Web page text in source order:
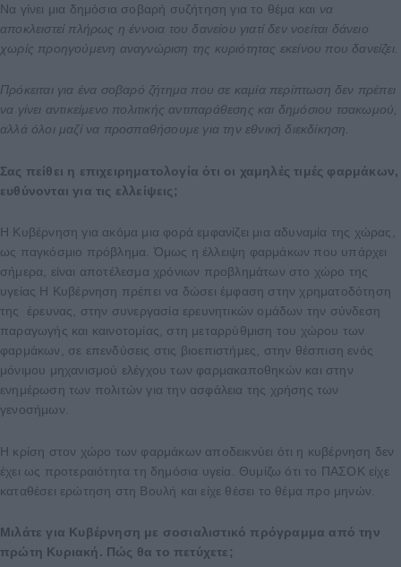
Να γίνει μια δημόσια σοβαρή συζήτηση για το θέμα και να
αποκλειστεί πλήρως η έννοια του δανείου γιατί δεν νοείται δάνειο
χωρίς προηγούμενη αναγνώριση της κυριότητας εκείνου που δανείζει.
Πρόκειται για ένα σοβαρό ζήτημα που σε καμία περίπτωση δεν πρέπει
να γίνει αντικείμενο πολιτικής αντιπαράθεσης και δημόσιου τσακωμού,
αλλά όλοι μαζί να προσπαθήσουμε για την εθνική διεκδίκηση.
Σας πείθει η επιχειρηματολογία ότι οι χαμηλές τιμές φαρμάκων,
ευθύνονται για τις ελλείψεις;
Η Κυβέρνηση για ακόμα μια φορά εμφανίζει μια αδυναμία της χώρας,
ως παγκόσμιο πρόβλημα. Όμως η έλλειψη φαρμάκων που υπάρχει
σήμερα, είναι αποτέλεσμα χρόνιων προβλημάτων στο χώρο της
υγείας Η Κυβέρνηση πρέπει να δώσει έμφαση στην χρηματοδότηση
της έρευνας, στην συνεργασία ερευνητικών ομάδων την σύνδεση
παραγωγής και καινοτομίας, στη μεταρρύθμιση του χώρου των
φαρμάκων, σε επενδύσεις στις βιοεπιστήμες, στην θέσπιση ενός
μόνιμου μηχανισμού ελέγχου των φαρμακαποθηκών και στην
ενημέρωση των πολιτών για την ασφάλεια της χρήσης των
γενοσήμων.
Η κρίση στον χώρο των φαρμάκων αποδεικνύει ότι η κυβέρνηση δεν
έχει ως προτεραιότητα τη δημόσια υγεία. Θυμίζω ότι το ΠΑΣΟΚ είχε
καταθέσει ερώτηση στη Βουλή και είχε θέσει το θέμα προ μηνών.
Μιλάτε για Κυβέρνηση με σοσιαλιστικό πρόγραμμα από την
πρώτη Κυριακή. Πώς θα το πετύχετε;